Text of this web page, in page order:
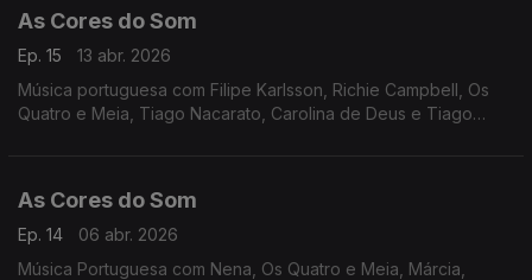
As Cores do Som
Ep. 15
13 abr. 2026
Música portuguesa com Filipe Karlsson, Richie Campbell, Os
Quatro e Meia, Tiago Nacarato, Carolina de Deus e Tiago
As Cores do Som
Ep. 14
06 abr. 2026
Música Portuguesa com Nena, Os Quatro e Meia, Márcia,